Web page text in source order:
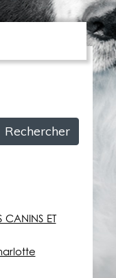
Rechercher
CANINS ET